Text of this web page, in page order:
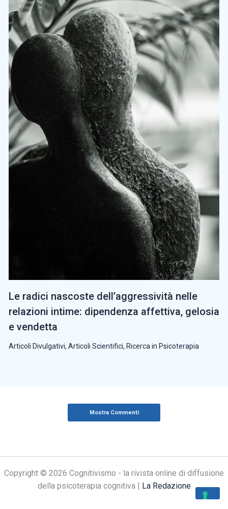
Le radici nascoste dell’aggressività nelle
relazioni intime: dipendenza affettiva, gelosia
e vendetta
Articoli Divulgativi, Articoli Scientifici, Ricerca in Psicoterapia
Mostra Commenti
Copyright © 2026 Cognitivismo - la rivista online di diffusione
della psicoterapia cognitiva | La Redazione